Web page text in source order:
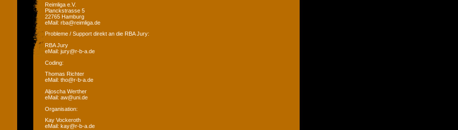
Reimliga e.V.
Planckstrasse 5
22765 Hamburg
eMail: rba@reimliga.de
Probleme / Support direkt an die RBA Jury:
RBA Jury
eMail: jury@r-b-a.de
Coding:
Thomas Richter
eMail: tho@r-b-a.de
Aljoscha Werther
eMail: aw@uni.de
Organisation:
Kay Vockeroth
eMail: kay@r-b-a.de